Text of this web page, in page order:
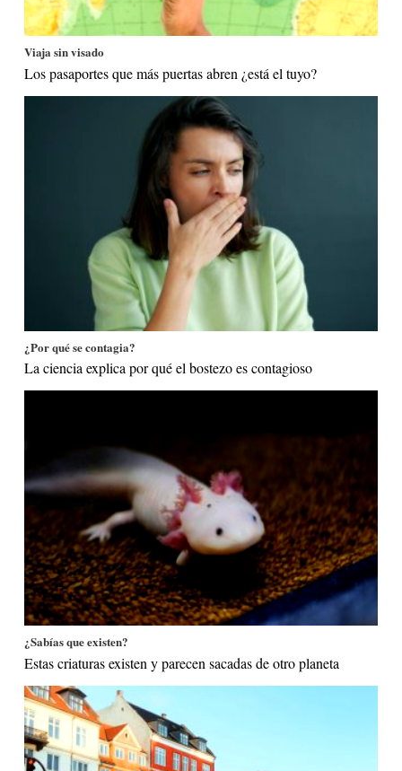
Viaja sin visado
Los pasaportes que más puertas abren ¿está el tuyo?
¿Por qué se contagia?
La ciencia explica por qué el bostezo es contagioso
¿Sabías que existen?
Estas criaturas existen y parecen sacadas de otro planeta